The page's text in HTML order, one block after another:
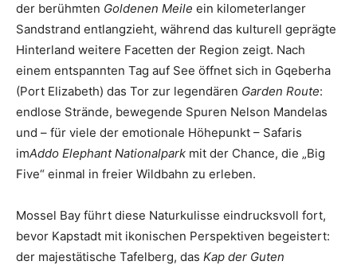
der berühmten Goldenen Meile ein kilometerlanger
Sandstrand entlangzieht, während das kulturell geprägte
Hinterland weitere Facetten der Region zeigt. Nach
einem entspannten Tag auf See öffnet sich in Gqeberha
(Port Elizabeth) das Tor zur legendären Garden Route:
endlose Strände, bewegende Spuren Nelson Mandelas
und – für viele der emotionale Höhepunkt – Safaris
imAddo Elephant Nationalpark mit der Chance, die „Big
Five“ einmal in freier Wildbahn zu erleben.
Mossel Bay führt diese Naturkulisse eindrucksvoll fort,
bevor Kapstadt mit ikonischen Perspektiven begeistert:
der majestätische Tafelberg, das Kap der Guten